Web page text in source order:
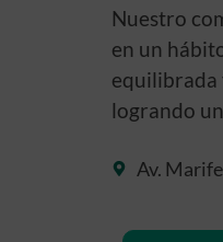
Nuestro
en un
equilibrada
logrando
Av.